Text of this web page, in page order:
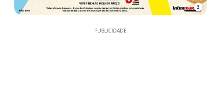
3
PUBLICIDADE